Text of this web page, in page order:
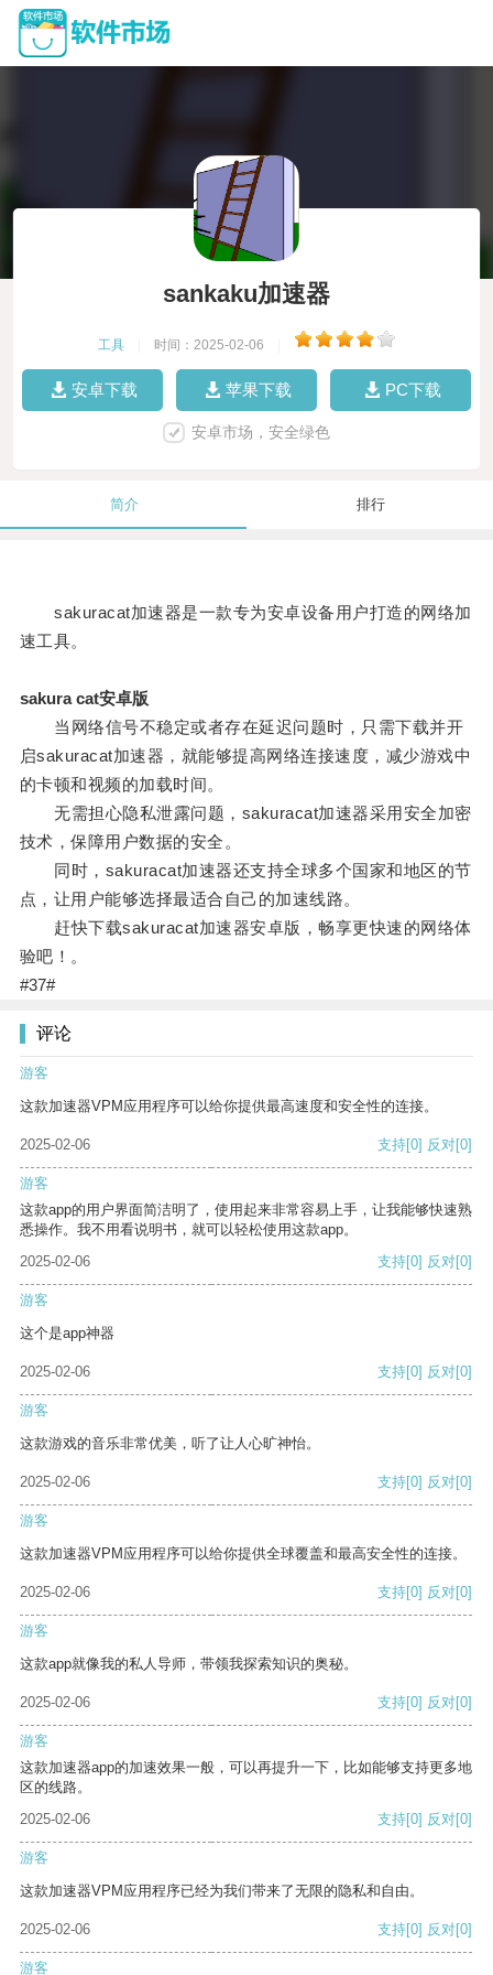
sankaku加速器
工具 时间：2025-02-06
安卓下载 苹果下载 PC下载
安卓市场，安全绿色
简介 排行
sakuracat加速器是一款专为安卓设备用户打造的网络加
速工具。
sakura cat安卓版
当网络信号不稳定或者存在延迟问题时，只需下载并开
启sakuracat加速器，就能够提高网络连接速度，减少游戏中
的卡顿和视频的加载时间。
无需担心隐私泄露问题，sakuracat加速器采用安全加密
技术，保障用户数据的安全。
同时，sakuracat加速器还支持全球多个国家和地区的节
点，让用户能够选择最适合自己的加速线路。
赶快下载sakuracat加速器安卓版，畅享更快速的网络体
验吧！。
#37#
评论
游客
这款加速器VPM应用程序可以给你提供最高速度和安全性的连接。
2025-02-06 支持[0] 反对[0]
游客
这款app的用户界面简洁明了，使用起来非常容易上手，让我能够快速熟
悉操作。我不用看说明书，就可以轻松使用这款app。
2025-02-06
支持[0] 反对[0]
游客
这个是app神器
2025-02-06 支持[0] 反对[0]
游客
这款游戏的音乐非常优美，听了让人心旷神怡。
2025-02-06 支持[0] 反对[0]
游客
这款加速器VPM应用程序可以给你提供全球覆盖和最高安全性的连接。
2025-02-06 支持[0] 反对[0]
游客
这款app就像我的私人导师，带领我探索知识的奥秘。
2025-02-06 支持[0] 反对[0]
游客
这款加速器app的加速效果一般，可以再提升一下，比如能够支持更多地
区的线路。
2025-02-06
支持[0] 反对[0]
游客
这款加速器VPM应用程序已经为我们带来了无限的隐私和自由。
2025-02-06 支持[0] 反对[0]
游客